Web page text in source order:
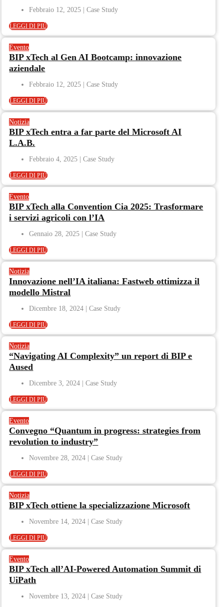
Febbraio 12, 2025
LEGGI DI PIÙ
Evento
BIP xTech al Gen AI Bootcamp: innovazione
aziendale
Febbraio 12, 2025
LEGGI DI PIÙ
Notizia
BIP xTech entra a far parte del Microsoft AI
L.A.B.
Febbraio 4, 2025
LEGGI DI PIÙ
Evento
BIP xTech alla Convention Cia 2025: Trasformare
i servizi agricoli con l’IA
Gennaio 28, 2025
LEGGI DI PIÙ
Notizia
Innovazione nell’IA italiana: Fastweb ottimizza il
modello Mistral
Dicembre 18, 2024
LEGGI DI PIÙ
Notizia
“Navigating AI Complexity” un report di BIP e
Aused
Dicembre 3, 2024
LEGGI DI PIÙ
Evento
Convegno “Quantum in progress: strategies from
revolution to industry”
Novembre 28, 2024
LEGGI DI PIÙ
Notizia
BIP xTech ottiene la specializzazione Microsoft
Novembre 14, 2024
LEGGI DI PIÙ
Evento
BIP xTech all’AI-Powered Automation Summit di
UiPath
Novembre 13, 2024